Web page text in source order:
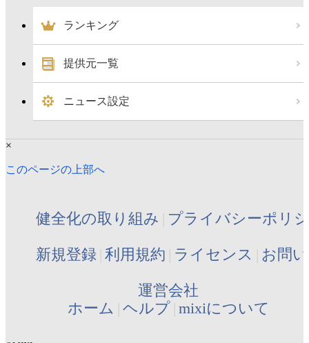
ランキング
提供元一覧
ニュース設定
×
このページの上部へ
健全化の取り組み プライバシーポリ
新規登録 利用規約 ライセンス お問
運営会社
ホーム ヘルプ mixiについて